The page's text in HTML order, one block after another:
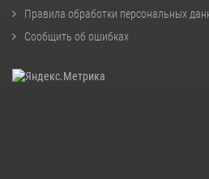
Правила обработки персональных
Сообщить об ошибках